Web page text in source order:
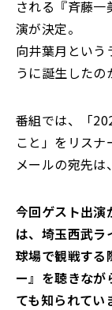
される『斉藤
演が決定。
向井葉月という
うに誕生したの
番組では、「
こと」をリスナ
メールの宛先は、
今回ゲスト出演
は、埼玉西武ラ
球場で観戦する
ー』を聴きなが
ても知られてい